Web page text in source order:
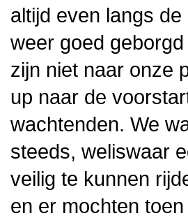
altijd even langs
weer goed
zijn niet naar onze
up naar de
wachtenden. We
steeds, weliswaar
veilig te kunnen
en er mochten